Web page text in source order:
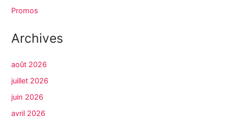
Promos
Archives
août 2026
juillet 2026
juin 2026
avril 2026